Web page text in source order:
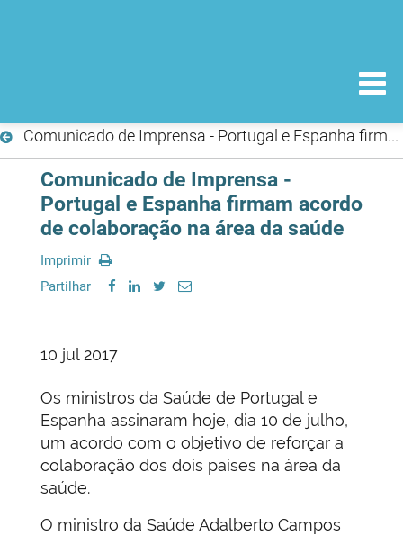
Comunicado de Imprensa - Portugal e Espanha firmam acordo de colaboração na área da saúde
Comunicado de Imprensa -
Portugal e Espanha firmam acordo
de colaboração na área da saúde
Imprimir
Partilhar
10 jul 2017
Os ministros da Saúde de Portugal e
Espanha assinaram hoje, dia 10 de julho,
um acordo com o objetivo de reforçar a
colaboração dos dois países na área da
saúde.
O ministro da Saúde Adalberto Campos